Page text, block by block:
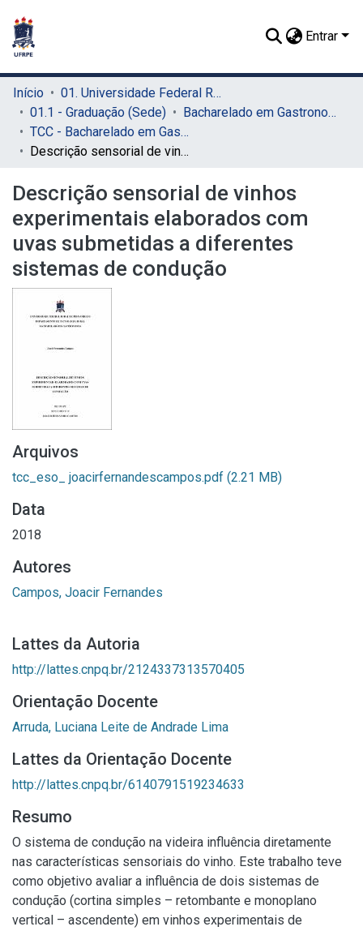
Entrar
Início
01. Universidade Federal Rural de Pernambuco - UFRPE (Sede)
01.1 - Graduação (Sede)
Bacharelado em Gastronomia (Sede)
TCC - Bacharelado em Gastronomia (Sede)
Descrição sensorial de vinhos experimentais elaborados com uvas submetidas a diferentes sistemas de condução
Descrição sensorial de vinhos
experimentais elaborados com
uvas submetidas a diferentes
sistemas de condução
Arquivos
tcc_eso_ joacirfernandescampos.pdf (2.21 MB)
Data
2018
Autores
Campos, Joacir Fernandes
Lattes da Autoria
http://lattes.cnpq.br/2124337313570405
Orientação Docente
Arruda, Luciana Leite de Andrade Lima
Lattes da Orientação Docente
http://lattes.cnpq.br/6140791519234633
Resumo
O sistema de condução na videira influência diretamente
nas características sensoriais do vinho. Este trabalho teve
como objetivo avaliar a influência de dois sistemas de
condução (cortina simples – retombante e monoplano
vertical – ascendente) em vinhos experimentais de